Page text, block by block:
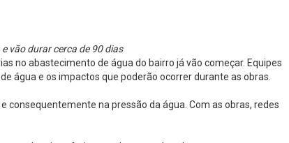
vão durar cerca de 90 dias
no abastecimento de água do bairro já vão começar. Equipes
água e os impactos que poderão ocorrer durante as obras.
consequentemente na pressão da água. Com as obras, redes